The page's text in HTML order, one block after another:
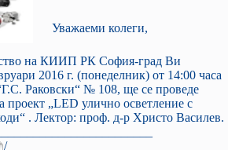
Уважаеми колеги,
на КИИП РК София-град Ви
2016 г. (понеделник) от 14:00 часа
Раковски“ № 108, ще се проведе
проект „LED улично осветление с
. Лектор: проф. д-р Христо Василев.
/